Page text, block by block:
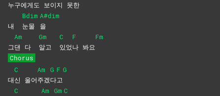
누구에게도 보이지 못한
내
Bdim
눈물
A#dim
을
그
Am
댄 다
Gm
알고
C
있었
F
나 봐요
Fm
Chorus
대
C
신 울어
Am
주겠
G
다
F
고
G
C
Am Gm C